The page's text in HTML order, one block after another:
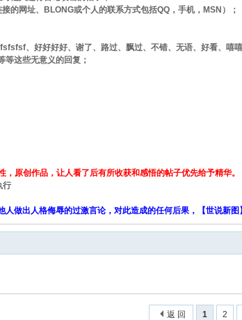
的网址、BLONG或个人的联系方式包括QQ，手机，MSN）；
、好好好好、谢了、路过、飘过、不错、无语、好看、嘻
等这些无意义的回复；
原创作品，让人看了后有所收获和感悟的帖子优先给予精华。
行
做出人格侮辱的过激言论，对此造成的任何后果，【世说新图
1 2
返 回